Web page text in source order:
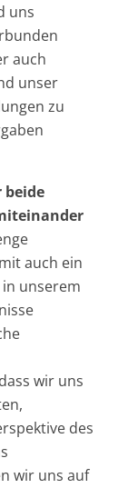
uns
auch
unser
zu
beide
auch ein
unserem
wir uns
des
wir uns auf